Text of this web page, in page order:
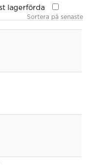
lagerförda
Sortera på senaste